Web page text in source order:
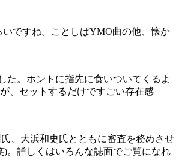
ですね。ことしはYMO曲の他、懐か
た。ホントに指先に食いついてくるよ
、セットするだけですごい存在感
、大浜和史氏とともに審査を務めさせ
。詳しくはいろんな誌面でご覧になれ